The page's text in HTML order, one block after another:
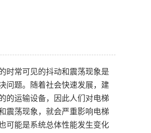
时常可见的抖动和震荡现象是
问题。随着社会快速发展，建
的运输设备，因此人们对电梯
震荡现象，就会严重影响电梯
可能是系统总体性能发生变化